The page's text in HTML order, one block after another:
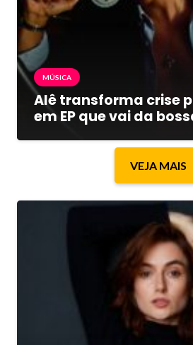
MÚSICA
Alê transforma crise
em EP que vai da
VEJA MAIS